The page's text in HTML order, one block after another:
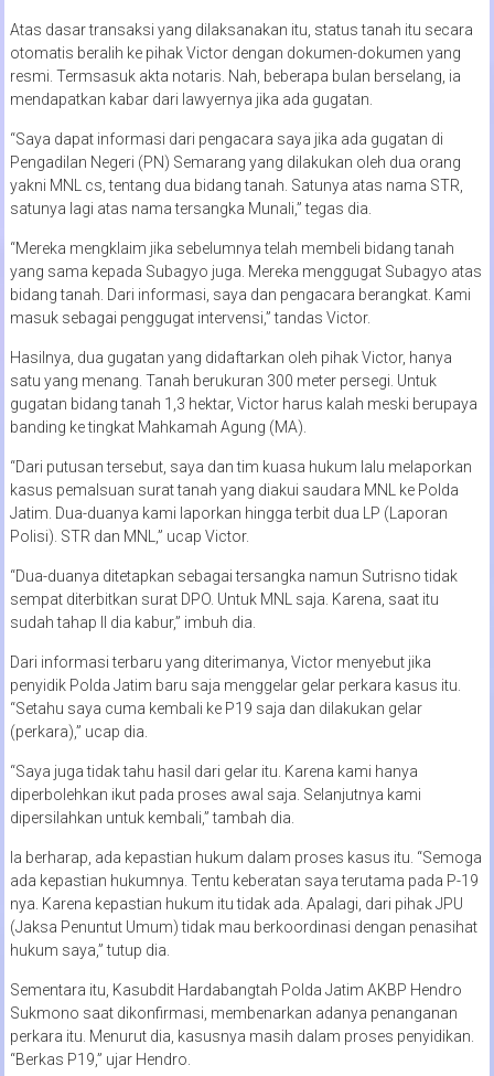
Atas dasar transaksi yang dilaksanakan itu, status tanah itu secara
otomatis beralih ke pihak Victor dengan dokumen-dokumen yang
resmi. Termsasuk akta notaris. Nah, beberapa bulan berselang, ia
mendapatkan kabar dari lawyernya jika ada gugatan.
“Saya dapat informasi dari pengacara saya jika ada gugatan di
Pengadilan Negeri (PN) Semarang yang dilakukan oleh dua orang
yakni MNL cs, tentang dua bidang tanah. Satunya atas nama STR,
satunya lagi atas nama tersangka Munali,” tegas dia.
“Mereka mengklaim jika sebelumnya telah membeli bidang tanah
yang sama kepada Subagyo juga. Mereka menggugat Subagyo atas
bidang tanah. Dari informasi, saya dan pengacara berangkat. Kami
masuk sebagai penggugat intervensi,” tandas Victor.
Hasilnya, dua gugatan yang didaftarkan oleh pihak Victor, hanya
satu yang menang. Tanah berukuran 300 meter persegi. Untuk
gugatan bidang tanah 1,3 hektar, Victor harus kalah meski berupaya
banding ke tingkat Mahkamah Agung (MA).
“Dari putusan tersebut, saya dan tim kuasa hukum lalu melaporkan
kasus pemalsuan surat tanah yang diakui saudara MNL ke Polda
Jatim. Dua-duanya kami laporkan hingga terbit dua LP (Laporan
Polisi). STR dan MNL,” ucap Victor.
“Dua-duanya ditetapkan sebagai tersangka namun Sutrisno tidak
sempat diterbitkan surat DPO. Untuk MNL saja. Karena, saat itu
sudah tahap II dia kabur,” imbuh dia.
Dari informasi terbaru yang diterimanya, Victor menyebut jika
penyidik Polda Jatim baru saja menggelar gelar perkara kasus itu.
“Setahu saya cuma kembali ke P19 saja dan dilakukan gelar
(perkara),” ucap dia.
“Saya juga tidak tahu hasil dari gelar itu. Karena kami hanya
diperbolehkan ikut pada proses awal saja. Selanjutnya kami
dipersilahkan untuk kembali,” tambah dia.
Ia berharap, ada kepastian hukum dalam proses kasus itu. “Semoga
ada kepastian hukumnya. Tentu keberatan saya terutama pada P-19
nya. Karena kepastian hukum itu tidak ada. Apalagi, dari pihak JPU
(Jaksa Penuntut Umum) tidak mau berkoordinasi dengan penasihat
hukum saya,” tutup dia.
Sementara itu, Kasubdit Hardabangtah Polda Jatim AKBP Hendro
Sukmono saat dikonfirmasi, membenarkan adanya penanganan
perkara itu. Menurut dia, kasusnya masih dalam proses penyidikan.
“Berkas P19,” ujar Hendro.